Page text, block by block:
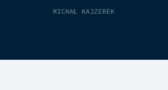
MICHAŁ KAJZEREK